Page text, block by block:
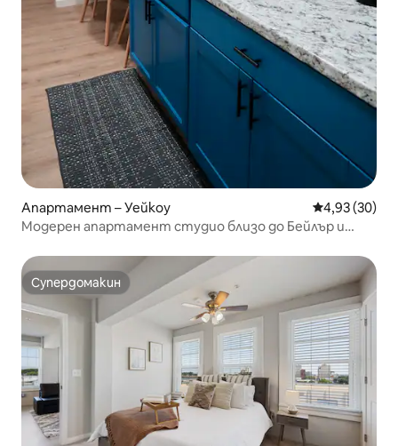
Апартамент – Уейкоу Средна
4,93 (30)
Модерен апартамент студио близо до Бейлър и
Супердомакин
Супердомакин